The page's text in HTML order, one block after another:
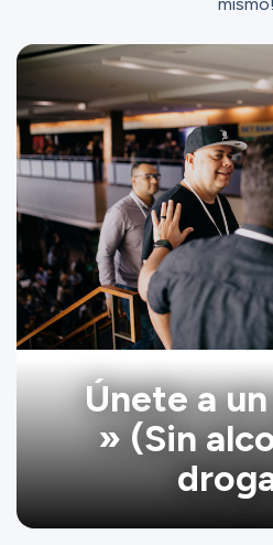
Únete a
» (Sin